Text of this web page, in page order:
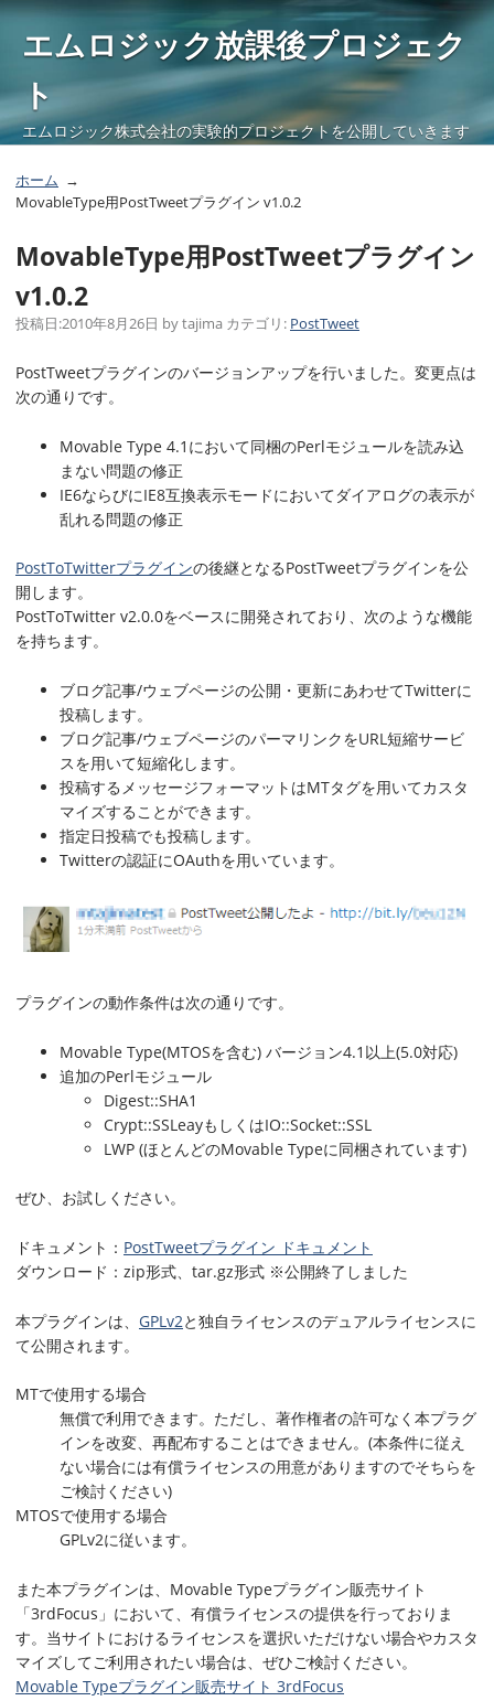
エムロジック放課後プロジェク
ト
エムロジック株式会社の実験的プロジェクトを公開していきます
ホーム
MovableType用PostTweetプラグイン v1.0.2
MovableType用PostTweetプラグイン
v1.0.2
投稿日:2010年8月26日 bytajima カテゴリ: PostTweet
PostTweetプラグインのバージョンアップを行いました。変更点は
次の通りです。
Movable Type 4.1において同梱のPerlモジュールを読み込
まない問題の修正
IE6ならびにIE8互換表示モードにおいてダイアログの表示が
乱れる問題の修正
PostToTwitterプラグインの後継となるPostTweetプラグインを公
開します。
PostToTwitter v2.0.0をベースに開発されており、次のような機能
を持ちます。
ブログ記事/ウェブページの公開・更新にあわせてTwitterに
投稿します。
ブログ記事/ウェブページのパーマリンクをURL短縮サービ
スを用いて短縮化します。
投稿するメッセージフォーマットはMTタグを用いてカスタ
マイズすることができます。
指定日投稿でも投稿します。
Twitterの認証にOAuthを用いています。
プラグインの動作条件は次の通りです。
Movable Type(MTOSを含む) バージョン4.1以上(5.0対応)
追加のPerlモジュール
Digest::SHA1
Crypt::SSLeayもしくはIO::Socket::SSL
LWP (ほとんどのMovable Typeに同梱されています)
ぜひ、お試しください。
ドキュメント： PostTweetプラグイン ドキュメント
ダウンロード：zip形式、tar.gz形式 ※公開終了しました
本プラグインは、 GPLv2と独自ライセンスのデュアルライセンスに
て公開されます。
MTで使用する場合
無償で利用できます。ただし、著作権者の許可なく本プラグ
インを改変、再配布することはできません。(本条件に従え
ない場合には有償ライセンスの用意がありますのでそちらを
ご検討ください)
MTOSで使用する場合
GPLv2に従います。
また本プラグインは、Movable Typeプラグイン販売サイト
「3rdFocus」において、有償ライセンスの提供を行っておりま
す。当サイトにおけるライセンスを選択いただけない場合やカスタ
マイズしてご利用されたい場合は、ぜひご検討ください。
Movable Typeプラグイン販売サイト 3rdFocus